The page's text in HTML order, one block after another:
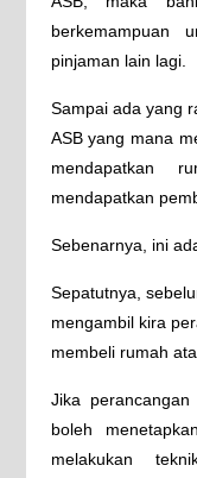
berkemampuan
pinjaman lain lagi.
Sampai ada yang
ASB yang mana
mendapatkan
mendapatkan
Sebenarnya, ini
Sepatutnya,
mengambil kira
membeli rumah
Jika
boleh
melakukan